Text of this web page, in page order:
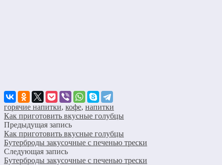
горячие напитки, кофе, напитки
Как приготовить вкусные голубцы
Предыдущая запись
Как приготовить вкусные голубцы
Бутерброды закусочные с печенью трески
Следующая запись
Бутерброды закусочные с печенью трески